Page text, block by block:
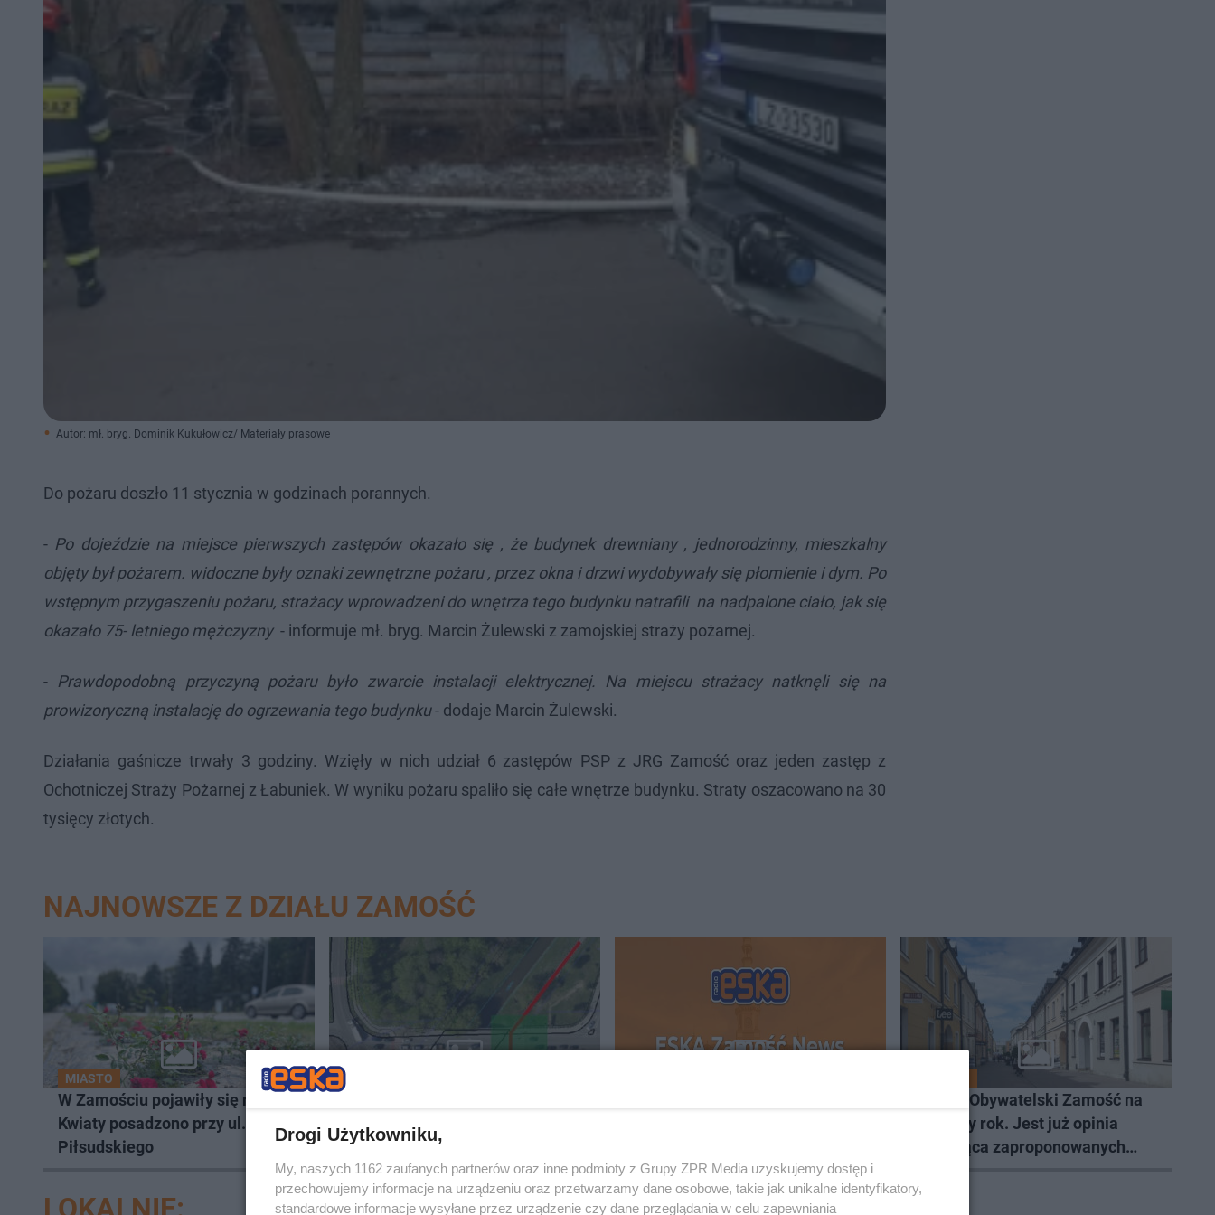
Autor: mł. bryg. Dominik Kukułowicz/ Materiały prasowe
Do pożaru doszło 11 stycznia w godzinach porannych.
- Po dojeździe na miejsce pierwszych zastępów okazało się , że budynek drewniany , jednorodzinny, mieszkalny
objęty był pożarem. widoczne były oznaki zewnętrzne pożaru , przez okna i drzwi wydobywały się płomienie i dym. Po
wstępnym przygaszeniu pożaru, strażacy wprowadzeni do wnętrza tego budynku natrafili na nadpalone ciało, jak się
okazało 75- letniego mężczyzny - informuje mł. bryg. Marcin Żulewski z zamojskiej straży pożarnej.
- Prawdopodobną przyczyną pożaru było zwarcie instalacji elektrycznej. Na miejscu strażacy natknęli się na
prowizoryczną instalację do ogrzewania tego budynku- dodaje Marcin Żulewski.
Działania gaśnicze trwały 3 godziny. Wzięły w nich udział 6 zastępów PSP z JRG Zamość oraz jeden zastęp z
Ochotniczej Straży Pożarnej z Łabuniek. W wyniku pożaru spaliło się całe wnętrze budynku. Straty oszacowano na 30
tysięcy złotych.
NAJNOWSZE Z DZIAŁU ZAMOŚĆ
MIASTO
W Zamościu pojawiły się róże.
Kwiaty posadzono przy ul.
Piłsudskiego
na ul. Sadowej w Zamościu.
Będzie też przejazd dla rowerów
Budżet Obywatelski Zamość na
przyszły rok. Jest już opinia
dotycząca zaproponowanych
Drogi Użytkowniku,
My, naszych 1162 zaufanych partnerów oraz inne podmioty z Grupy ZPR Media uzyskujemy dostęp i
przechowujemy informacje na urządzeniu oraz przetwarzamy dane osobowe, takie jak unikalne identyfikatory,
standardowe informacje wysyłane przez urządzenie czy dane przeglądania w celu zapewniania